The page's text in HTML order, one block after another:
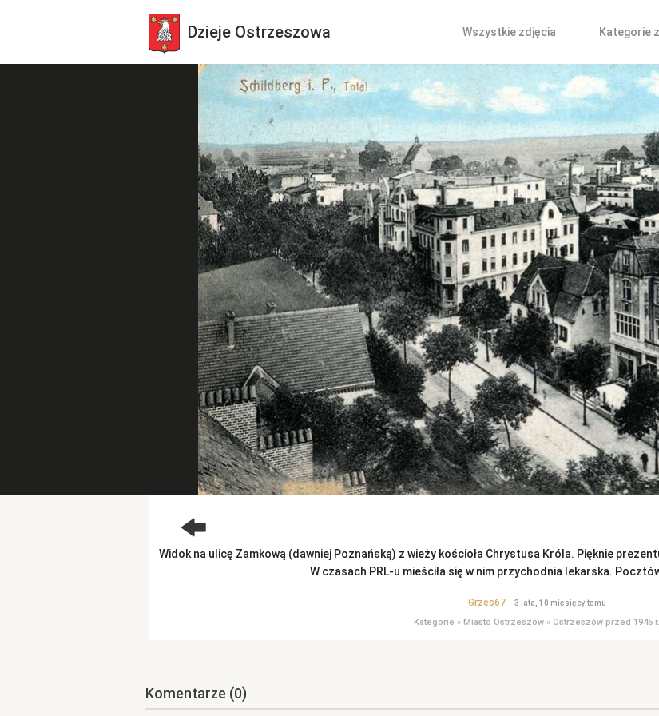
Dzieje Ostrzeszowa Wszystkie zdjęcia Kategorie
Widok na ulicę Zamkową (dawniej Poznańską) z wieży kościoła Chrystusa Króla. Pięknie
W czasach PRL-u mieściła się w nim przychodnia lekarska.
Grzes67 3 lata, 10 miesięcy temu
Kategorie » Miasto Ostrzeszów » Ostrzeszów przed 1945 r.
Komentarze (0)